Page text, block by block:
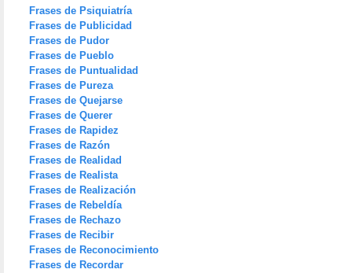
Frases de Psiquiatría
Frases de Publicidad
Frases de Pudor
Frases de Pueblo
Frases de Puntualidad
Frases de Pureza
Frases de Quejarse
Frases de Querer
Frases de Rapidez
Frases de Razón
Frases de Realidad
Frases de Realista
Frases de Realización
Frases de Rebeldía
Frases de Rechazo
Frases de Recibir
Frases de Reconocimiento
Frases de Recordar